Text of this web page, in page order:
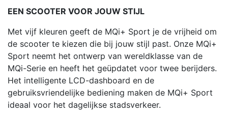
EEN SCOOTER VOOR JOUW STIJL
Met vijf kleuren geeft de MQi+ Sport je de vrijheid om
de scooter te kiezen die bij jouw stijl past. Onze MQi+
Sport neemt het ontwerp van wereldklasse van de
MQi-Serie en heeft het geüpdatet voor twee berijders.
Het intelligente LCD-dashboard en de
gebruiksvriendelijke bediening maken de MQi+ Sport
ideaal voor het dagelijkse stadsverkeer.